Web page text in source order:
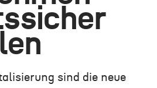
sind die neue